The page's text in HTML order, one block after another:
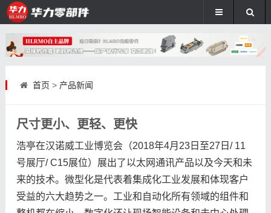
首页 > 产品新闻
尺寸更小、更轻、更快
浩亭在汉诺威工业博览会（2018年4月23日至27日/ 11
号展厅/ C15展位）展出了以太网通讯产品以及今天和未
来的技术。微型化是代表着集成化工业发展和体现客户
受益的六大趋势之一。工业和自动化所有领域的组件和